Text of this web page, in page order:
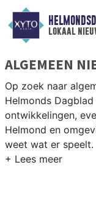
lokaal
ALGEMEEN
Op zoek naar
Helmonds
ontwikkelingen,
Helmond en
weet wat er speelt.